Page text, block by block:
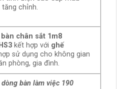
tăng chỉnh.
bàn chân sắt 1m8
kết hợp với ghế
sử dụng cho không gian
phòng, gia đình.
dòng bàn làm việc 190